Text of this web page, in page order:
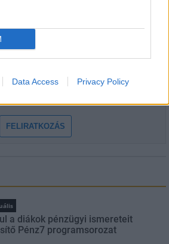
Data Access Privacy Policy
FELIRATKOZÁS
a diákok pénzügyi ismereteit
Pénz7 programsorozat